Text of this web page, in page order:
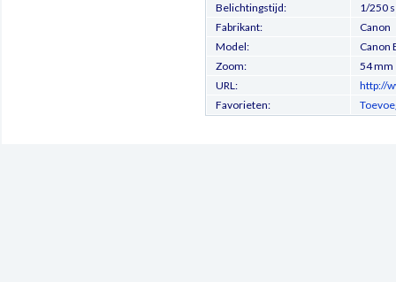
Belichtingstijd:
1/250
Fabrikant:
Canon
Model:
Canon
Zoom:
54 mm
URL:
http://
Favorieten: